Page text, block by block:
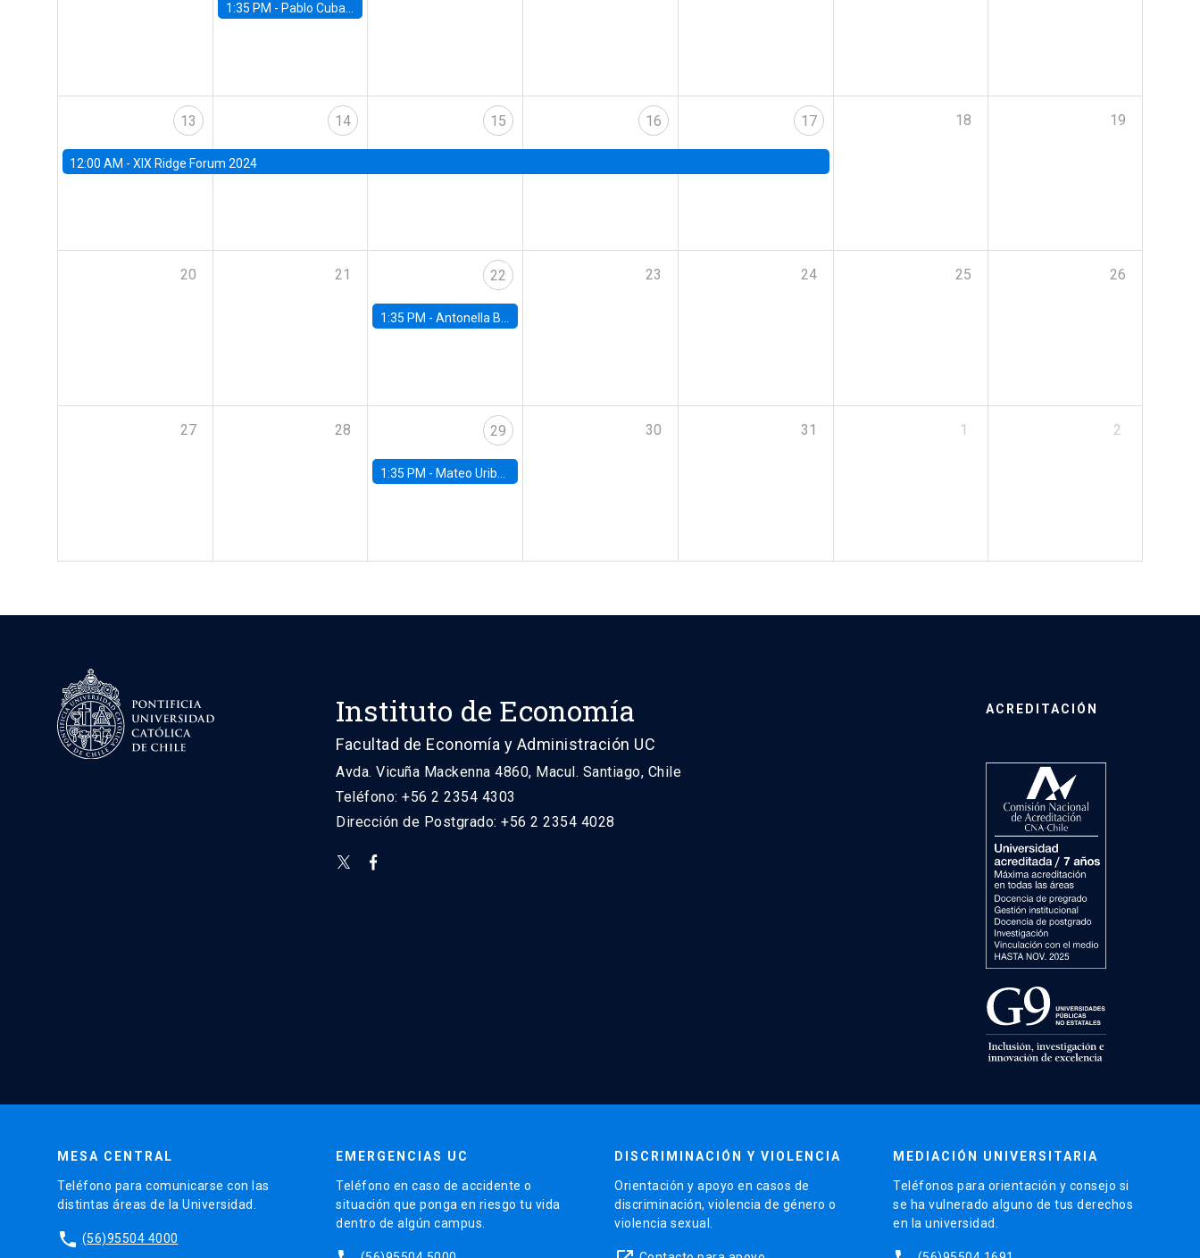
1:35 PM - Pablo Cuba, FED Board
13
12:00 AM - XIX Ridge Forum 2024
14 15 16 17 18 19
20 21 22
1:35 PM -Antonella Bancalari, Institute for Fiscal Studies (IFS) and Research Associate at University College London (UCL)
23 24 25 26
27 28 29
1:35 PM - Mateo Uribe-Castro, Universidad de los Andes (Colombia)
30 31 1 2
Instituto de Economía
Facultad de Economía y Administración UC
Avda. Vicuña Mackenna 4860, Macul. Santiago, Chile
Teléfono: +56 2 2354 4303
Dirección de Postgrado: +56 2 2354 4028
ACREDITACIÓN
MESA CENTRAL
Teléfono para comunicarse con las
distintas áreas de la Universidad.
phone (56)95504 4000
EMERGENCIAS UC
Teléfono en caso de accidente o
situación que ponga en riesgo tu vida
dentro de algún campus.
DISCRIMINACIÓN Y VIOLENCIA
Orientación y apoyo en casos de
discriminación, violencia de género o
violencia sexual.
MEDIACIÓN UNIVERSITARIA
Teléfonos para orientación y consejo si
se ha vulnerado alguno de tus derechos
en la universidad.